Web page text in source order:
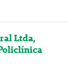
Ltda,